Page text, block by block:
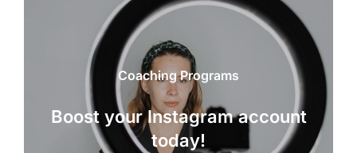
Coaching Programs
Boost your Instagram account
today!